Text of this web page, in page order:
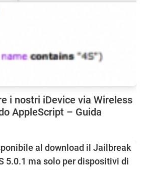
i nostri iDevice via Wireless
AppleScript – Guida